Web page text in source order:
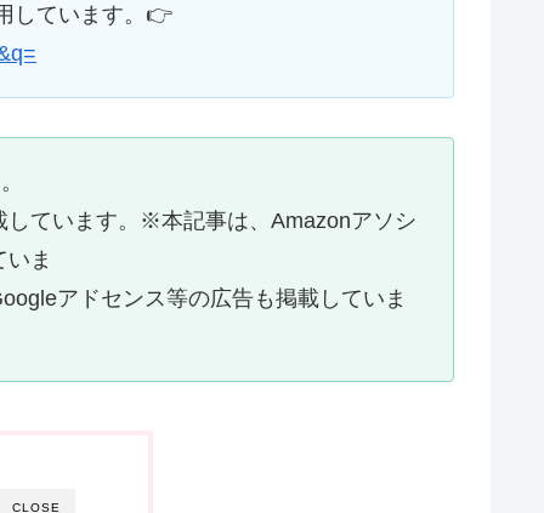
しています。👉
しています。※本記事は、Amazonアソシ
ま
広告も掲載していま
CLOSE